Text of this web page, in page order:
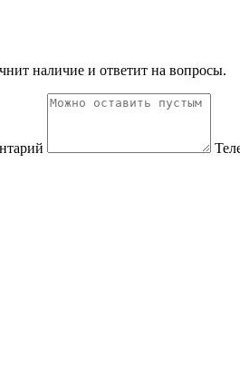
наличие и ответит на вопросы.